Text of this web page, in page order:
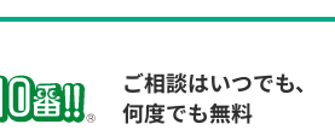
ご相談はいつでも、
何度でも無料